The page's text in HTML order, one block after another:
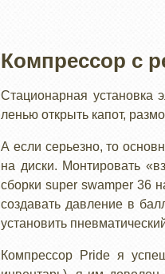
Компрессор с
Стационарная установка
ленью открыть капот,
А если серьезно, то
на диски. Монтировать
сборки super swamper 36
создавать давление в
установить
Компрессор Pride я